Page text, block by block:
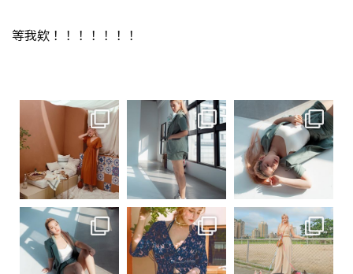
等我欸！！！！！！！